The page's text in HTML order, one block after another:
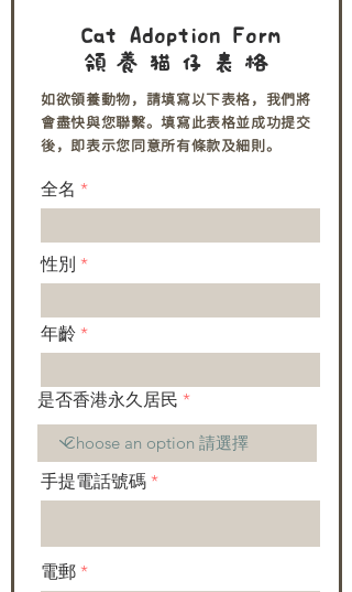
Cat Adoption Form
領養 猫仔表格
如欲領養動物，請填寫以下表格，我們將
會盡快與您聯繫。填寫此表格並成功提交
後，即表示您同意所有條款及細則。
全名
性別
年齡
是否香港永久居民
手提電話號碼
電郵